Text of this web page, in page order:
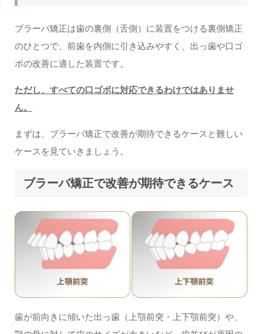
ブラーバ矯正は歯の裏側（舌側）に装置をつける裏側矯正
のひとつで、前歯を内側に引き込みやすく、出っ歯や口ゴ
ボの改善に適した装置です。
ただし、すべての口ゴボに対応できるわけではありませ
ん。
まずは、ブラーバ矯正で改善が期待できるケースと難しい
ケースを見ていきましょう。
ブラーバ矯正で改善が期待できるケース
歯が前向きに傾いた出っ歯（上顎前突・上下顎前突）や、